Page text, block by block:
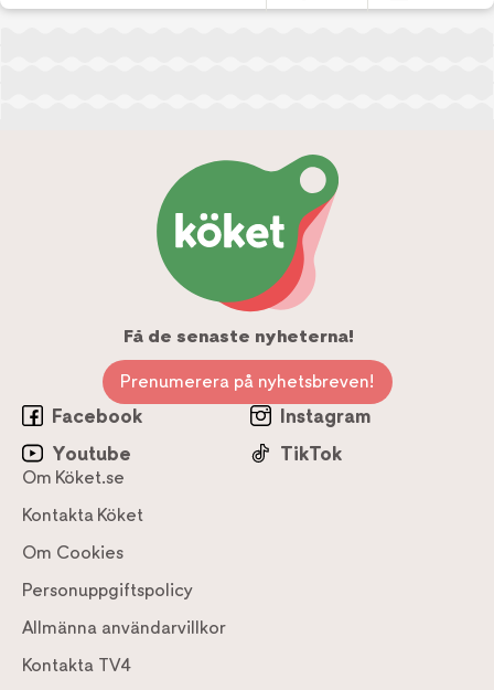
Få de senaste nyheterna!
Prenumerera på nyhetsbreven!
Facebook
Instagram
Youtube
TikTok
Om Köket.se
Kontakta Köket
Om Cookies
Personuppgiftspolicy
Allmänna användarvillkor
Kontakta TV4